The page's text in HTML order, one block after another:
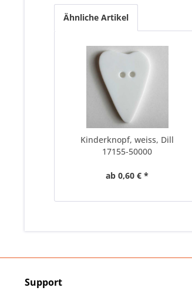
Ähnliche Artikel
Kinderknopf, weiss, Dill
17155-50000
ab 0,60 € *
Support